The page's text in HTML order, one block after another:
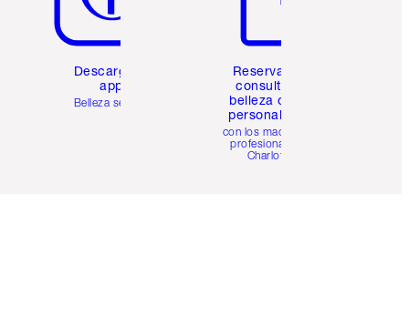
Descarga la
app
Belleza sencilla
Reserva una
consulta de
belleza online
personalizada
con los maquillistas
profesionales de
Charlotte.